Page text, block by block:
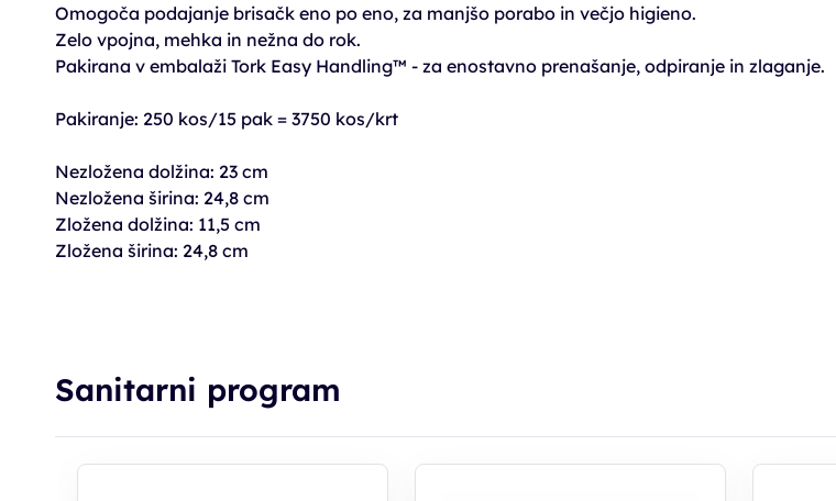
Omogoča podajanje brisačk eno po eno, za manjšo porabo in večjo higieno.
Zelo vpojna, mehka in nežna do rok.
Pakirana v embalaži Tork Easy Handling™ - za enostavno prenašanje, odpiranje in zlaganje.
Pakiranje: 250 kos/15 pak = 3750 kos/krt
Nezložena dolžina: 23 cm
Nezložena širina: 24,8 cm
Zložena dolžina: 11,5 cm
Zložena širina: 24,8 cm
Sanitarni program